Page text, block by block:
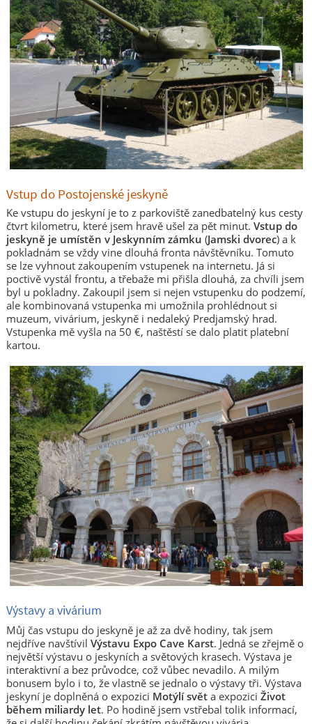
Vstup do Postojenské jeskyně
Ke vstupu do jeskyní je to z parkoviště zanedbatelný kus cesty
čtvrt kilometru, které jsem hravě ušel za pět minut. Vstup do
jeskyně je umístěn v Jeskynním zámku (Jamski dvorec) a k
pokladnám se vždy vine dlouhá fronta návštěvníku. Tomuto
se lze vyhnout zakoupením vstupenek na internetu. Já si
poctivě vystál frontu, a třebaže mi přišla dlouhá, za chvíli jsem
byl u pokladny. Zakoupil jsem si nejen vstupenku do podzemí,
ale kombinovaná vstupenka mi umožnila prohlédnout si
muzeum, vivárium, jeskyně i nedaleký Predjamský hrad.
Vstupenka mě vyšla na 50 €, naštěstí se dalo platit platební
kartou.
Výstavy a vivárium
Můj čas vstupu do jeskyně je až za dvě hodiny, tak jsem
nejdříve navštívil Výstavu Expo Cave Karst. Jedná se zřejmě o
největší výstavu o jeskyních a světových krasech. Výstava je
interaktivní a bez průvodce, což vůbec nevadilo. A milým
bonusem bylo i to, že vlastně se jednalo o výstavy tři. Výstava
jeskyní je doplněná o expozici Motýlí světa expozici Život
během miliardy let. Po hodině jsem vstřebal tolik informací,